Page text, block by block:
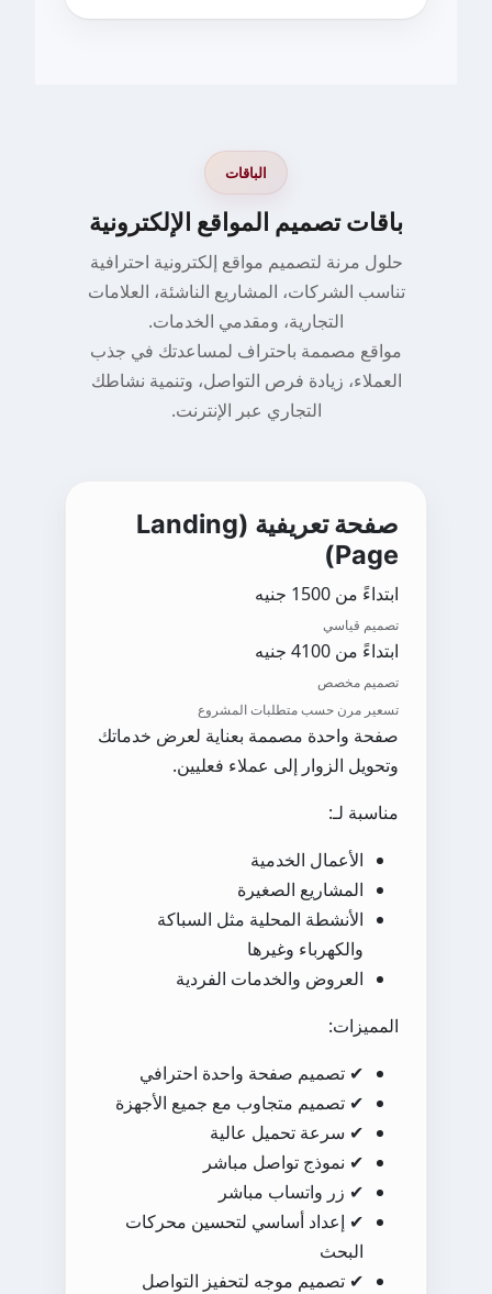
الباقات
باقات تصميم المواقع الإلكترونية
حلول مرنة لتصميم مواقع إلكترونية احترافية
تناسب الشركات، المشاريع الناشئة، العلامات
التجارية، ومقدمي الخدمات.
مواقع مصممة باحتراف لمساعدتك في جذب
العملاء، زيادة فرص التواصل، وتنمية نشاطك
التجاري عبر الإنترنت.
صفحة تعريفية (Landing
Page)
ابتداءً من 1500 جنيه
تصميم قياسي
ابتداءً من 4100 جنيه
تصميم مخصص
تسعير مرن حسب متطلبات المشروع
صفحة واحدة مصممة بعناية لعرض خدماتك
وتحويل الزوار إلى عملاء فعليين.
مناسبة لـ:
الأعمال الخدمية
المشاريع الصغيرة
الأنشطة المحلية مثل السباكة
والكهرباء وغيرها
العروض والخدمات الفردية
المميزات:
✔ تصميم صفحة واحدة احترافي
✔ تصميم متجاوب مع جميع الأجهزة
✔ سرعة تحميل عالية
✔ نموذج تواصل مباشر
✔ زر واتساب مباشر
✔ إعداد أساسي لتحسين محركات
البحث
✔ تصميم موجه لتحفيز التواصل